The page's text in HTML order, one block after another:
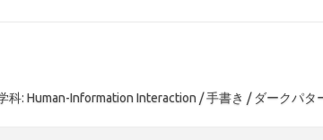
: Human-Information Interaction / 手書き / ダークパタ